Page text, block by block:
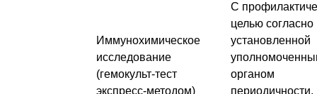
Иммунохимическое
исследование
(гемокульт-тест
экспресс-методом)
С
целью согласно
установленной
органом
периодичности,